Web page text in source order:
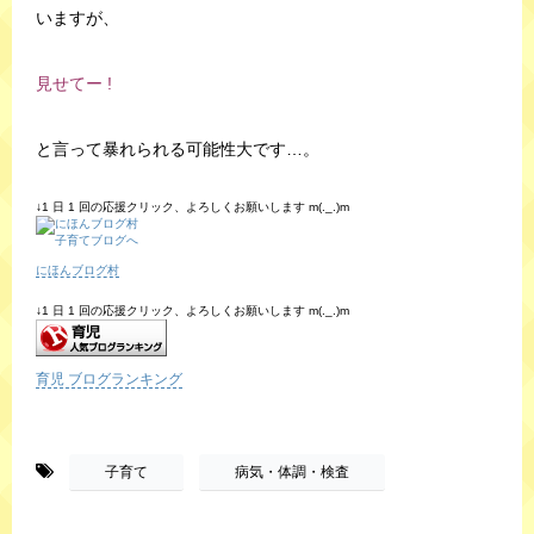
いますが、
見せてー !
と言って暴れられる可能性大です…。
↓1 日 1 回の応援クリック、よろしくお願いします m(._.)m
にほんブログ村
↓1 日 1 回の応援クリック、よろしくお願いします m(._.)m
育児 ブログランキング
子育て 病気・体調・検査